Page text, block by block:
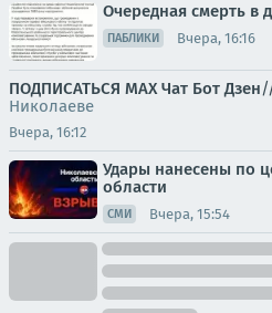
Очередная смерть в
ПАБЛИКИ Вчера, 16:16
ПОДПИСАТЬСЯ МАХ Чат Бот Дзен
Николаеве
Вчера, 16:12
Удары нанесены по
области
СМИ Вчера, 15:54